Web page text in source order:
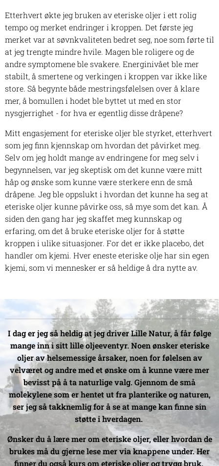
Etterhvert økte jeg bruken av eteriske oljer i ett rolig
tempo og merket endringer i kroppen. Det første jeg
merket var at søvnkvaliteten bedret seg, noe som førte til
at jeg trengte mindre hvile. Magen ble roligere og de
andre symptomene ble svakere. Energinivået ble mer
stabilt, å smertene og verkingen i kroppen var ikke like
store. Så begynte både mestringsfølelsen over å klare
mer, å bomullen i hodet ble byttet ut med en stor
nysgjerrighet - for hva er egentlig disse dråpene?
Mitt engasjement for eteriske oljer ble styrket, etterhvert
som jeg finn kjennskap om hvordan det påvirket meg.
Selv om jeg holdt mange av endringene for meg selv i
begynnelsen, var jeg skeptisk om det kunne være mitt
håp og ønske som kunne være sterkere enn de små
dråpene. Jeg ble oppslukt i hvordan det kunne ha seg at
eteriske oljer kunne påvirke oss, så mye som det kan. Å
siden den gang har jeg skaffet meg kunnskap og
erfaring, om det å bruke eteriske oljer for å støtte
kroppen i ulike situasjoner. For det er ikke placebo, det
handler om kjemi. Hver eneste eteriske olje har sin egen
kjemi, som vi mennesker er så heldige å dra nytte av.
I dag er jeg så heldig at jeg driver Lille Natur, å får følge
mange inn i sitt lille oljeeventyr. Noen ønsker eteriske
oljer av helsemessige årsaker, noen for følelsen av
velværet og andre med et ønske om å kunne være mer
bevisst på å ta naturlige valg. Gjennom de små
molekylene som er hentet ut fra planterike og naturen,
ser jeg så takknemlig for å se at mange kan finne sin
støtte i hverdagen.
Ønsker du å lære mer om eteriske oljer, eller hvordan de
brukes må du gjerne lese mer via knappene under. Her
finner du også kurs om eteriske oljer og trygg bruk.